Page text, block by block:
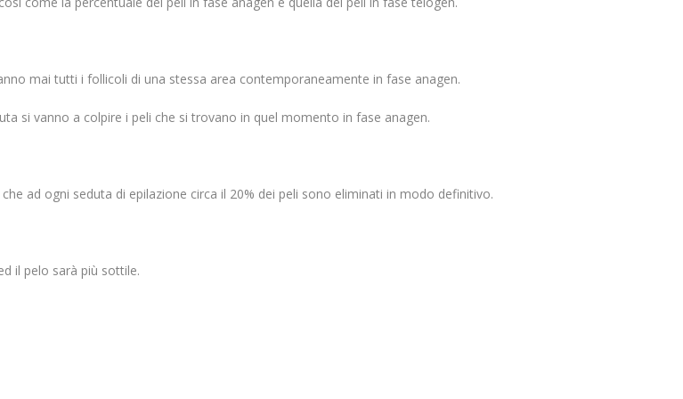
mai tutti i follicoli di una stessa area contemporaneamente in fase anagen.
si vanno a colpire i peli che si trovano in quel momento in fase anagen.
ad ogni seduta di epilazione circa il 20% dei peli sono eliminati in modo definitivo.
il pelo sarà più sottile.